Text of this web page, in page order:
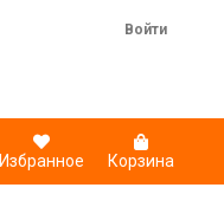
Войти
Избранное Корзина